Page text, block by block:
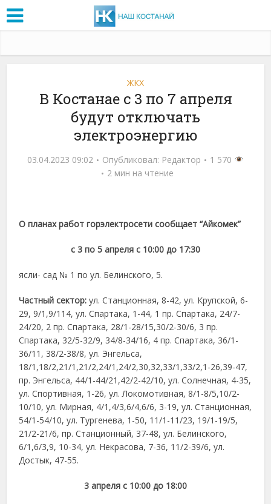
ЖКХ
В Костанае с 3 по 7 апреля
будут отключать
электроэнергию
03.04.2023 09:02 Опубликовал: Редактор
1 570
2 мин на чтение
О планах работ горэлектросети сообщает “Айкомек”
с 3 по 5 апреля с 10:00 до 17:30
ясли- сад № 1 по ул. Белинского, 5.
Частный сектор: ул. Станционная, 8-42, ул. Крупской, 6-
29, 9/1,9/114, ул. Спартака, 1-44, 1 пр. Спартака, 24/7-
24/20, 2 пр. Спартака, 28/1-28/15,30/2-30/6, 3 пр.
Спартака, 32/5-32/9, 34/8-34/16, 4 пр. Спартака, 36/1-
36/11, 38/2-38/8, ул. Энгельса,
18/1,18/2,21/1,21/2,24/1,24/2,30,32,33/1,33/2,1-26,39-47,
пр. Энгельса, 44/1-44/21,42/2-42/10, ул. Солнечная, 4-35,
ул. Спортивная, 1-26, ул. Локомотивная, 8/1-8/5,10/2-
10/10, ул. Мирная, 4/1,4/3,6/4,6/6, 3-19, ул. Станционная,
54/1-54/10, ул. Тургенева, 1-50, 11/1-11/23, 19/1-19/5,
21/2-21/6, пр. Станционный, 37-48, ул. Белинского,
6/1,6/3,9, 10-34, ул. Некрасова, 7-36, 11/2-39/6, ул.
Достык, 47-55.
3 апреля с 10:00 до 18:00